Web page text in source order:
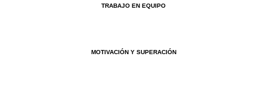
TRABAJO EN EQUIPO
MOTIVACIÓN Y SUPERACIÓN